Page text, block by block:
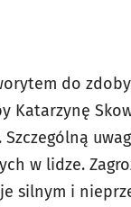
do
Katarzynę
Szczególną
w lidze.
silnym i